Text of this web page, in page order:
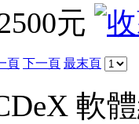
元
頁 下一頁 最末頁
軟